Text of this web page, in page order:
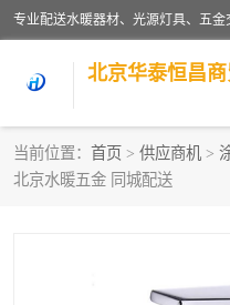
北京华泰恒昌
当前位置： 首页 > 供应商机 >
北京水暖五金 同城配送
水暖阀门